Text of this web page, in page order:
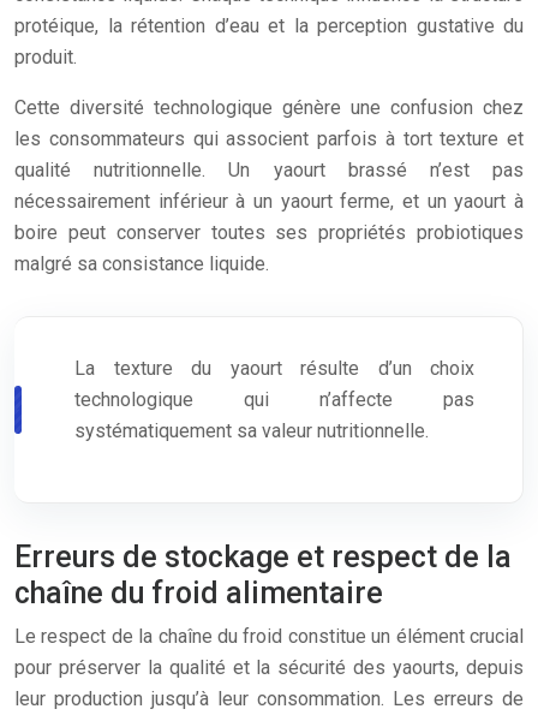
protéique, la rétention d’eau et la perception gustative du
produit.
Cette diversité technologique génère une confusion chez
les consommateurs qui associent parfois à tort texture et
qualité nutritionnelle. Un yaourt brassé n’est pas
nécessairement inférieur à un yaourt ferme, et un yaourt à
boire peut conserver toutes ses propriétés probiotiques
malgré sa consistance liquide.
La texture du yaourt résulte d’un choix
technologique qui n’affecte pas
systématiquement sa valeur nutritionnelle.
Erreurs de stockage et respect de la
chaîne du froid alimentaire
Le respect de la chaîne du froid constitue un élément crucial
pour préserver la qualité et la sécurité des yaourts, depuis
leur production jusqu’à leur consommation. Les erreurs de